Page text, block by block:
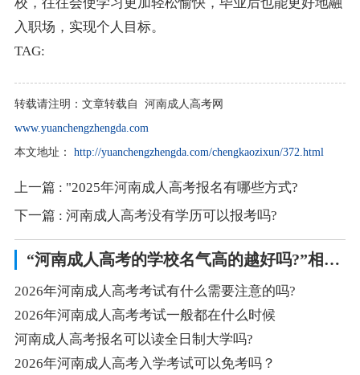
校，往往会使学习更加轻松愉快，毕业后也能更好地融
入职场，实现个人目标。
TAG:
转载请注明： 文章转载自 河南成人高考网
www.yuanchengzhengda.com
本文地址：
http://yuanchengzhengda.com/chengkaozixun/372.html
上一篇 : "2025年河南成人高考报名有哪些方式?
下一篇 : 河南成人高考没有学历可以报考吗?
“河南成人高考的学校名气高的越好吗?”相关阅读
2026年河南成人高考考试有什么需要注意的吗?
2026年河南成人高考考试一般都在什么时候
河南成人高考报名可以读全日制大学吗?
2026年河南成人高考入学考试可以免考吗？